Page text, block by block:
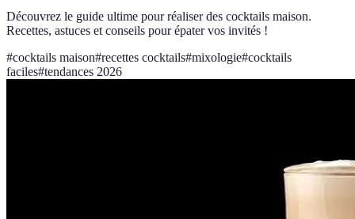
Découvrez le guide ultime pour réaliser des cocktails maison.
Recettes, astuces et conseils pour épater vos invités !
#cocktails maison#recettes cocktails#mixologie#cocktails
faciles#tendances 2026